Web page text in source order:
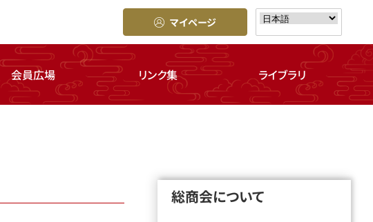
マイページ
会員広場 リンク集 ライブラリ
総商会について